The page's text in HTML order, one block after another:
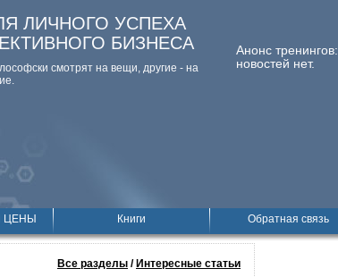
Анонс тренингов:
новостей нет.
ЛИЧНОГО УСПЕХА
БИЗНЕСА
смотpят на вещи, дpугие - на
ЦЕНЫ Книги Обратная связь
Все разделы / Интересные статьи